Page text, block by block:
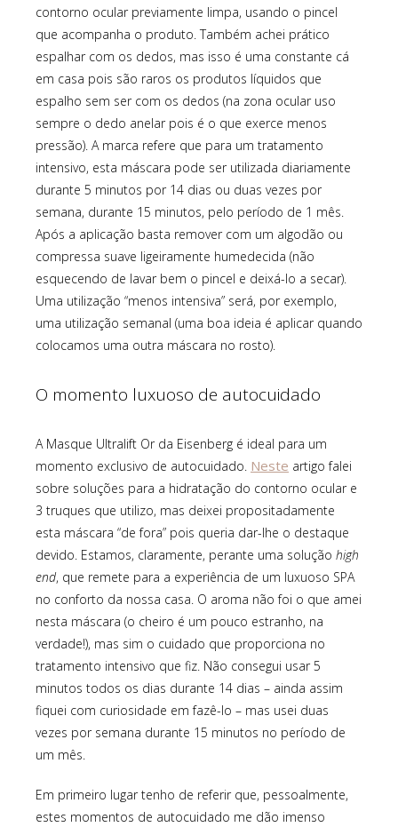
contorno ocular previamente limpa, usando o pincel
que acompanha o produto. Também achei prático
espalhar com os dedos, mas isso é uma constante cá
em casa pois são raros os produtos líquidos que
espalho sem ser com os dedos (na zona ocular uso
sempre o dedo anelar pois é o que exerce menos
pressão). A marca refere que para um tratamento
intensivo, esta máscara pode ser utilizada diariamente
durante 5 minutos por 14 dias ou duas vezes por
semana, durante 15 minutos, pelo período de 1 mês.
Após a aplicação basta remover com um algodão ou
compressa suave ligeiramente humedecida (não
esquecendo de lavar bem o pincel e deixá-lo a secar).
Uma utilização “menos intensiva” será, por exemplo,
uma utilização semanal (uma boa ideia é aplicar quando
colocamos uma outra máscara no rosto).
O momento luxuoso de autocuidado
A Masque Ultralift Or da Eisenberg é ideal para um
momento exclusivo de autocuidado. Neste artigo falei
sobre soluções para a hidratação do contorno ocular e
3 truques que utilizo, mas deixei propositadamente
esta máscara “de fora” pois queria dar-lhe o destaque
devido. Estamos, claramente, perante uma solução high
end, que remete para a experiência de um luxuoso SPA
no conforto da nossa casa. O aroma não foi o que amei
nesta máscara (o cheiro é um pouco estranho, na
verdade!), mas sim o cuidado que proporciona no
tratamento intensivo que fiz. Não consegui usar 5
minutos todos os dias durante 14 dias – ainda assim
fiquei com curiosidade em fazê-lo – mas usei duas
vezes por semana durante 15 minutos no período de
um mês.
Em primeiro lugar tenho de referir que, pessoalmente,
estes momentos de autocuidado me dão imenso